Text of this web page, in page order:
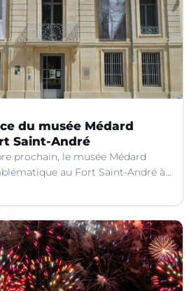
du musée Médard
Saint-André
prochain, le musée Médard
au Fort Saint-André à
(Gard).